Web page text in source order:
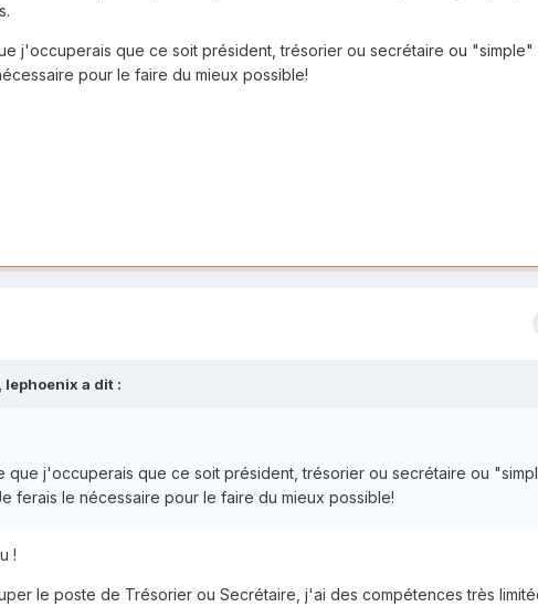
j'occuperais que ce soit président, trésorier ou secrétaire ou "simple"
pour le faire du mieux possible!
lephoenix a dit :
que j'occuperais que ce soit président, trésorier ou secrétaire ou
ferais le nécessaire pour le faire du mieux possible!
!
le poste de Trésorier ou Secrétaire, j'ai des compétences très